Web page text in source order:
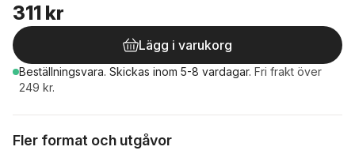
311 kr
Lägg i varukorg
Beställningsvara. Skickas inom 5-8 vardagar. Fri frakt över
249 kr.
Fler format och utgåvor